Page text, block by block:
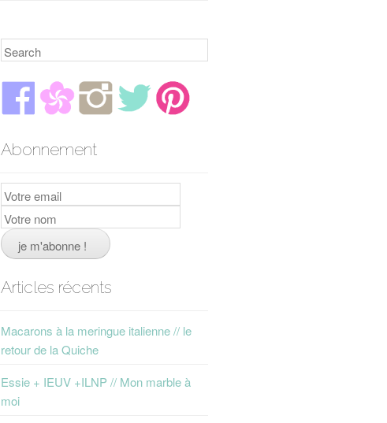
Search
Abonnement
Articles récents
Macarons à la meringue italienne // le
retour de la Quiche
Essie + IEUV +ILNP // Mon marble à
moi